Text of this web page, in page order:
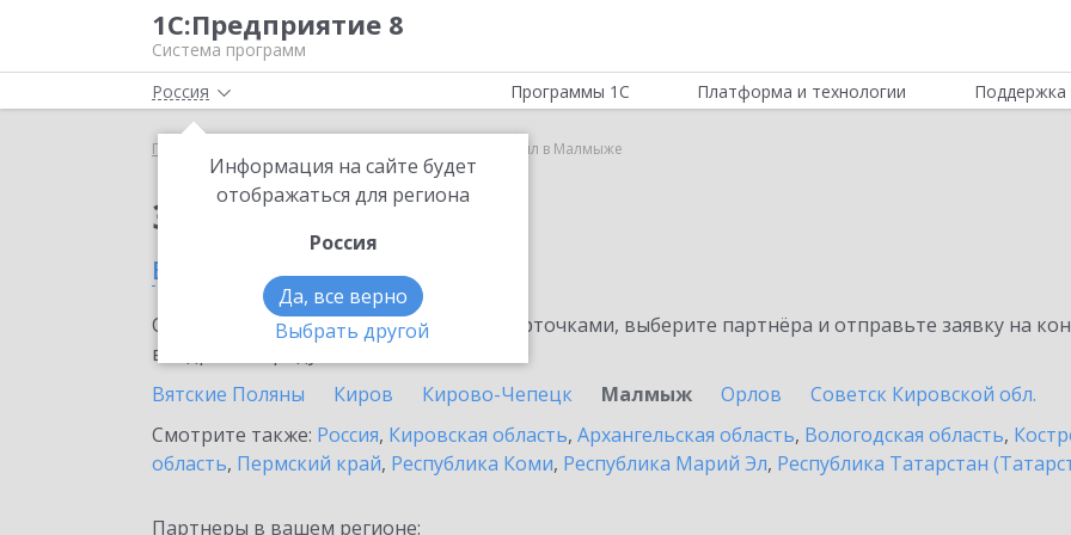
1С:Предприятие 8
Система программ
Россия
Информация на сайте будет
отображаться для региона
Россия
Да, все верно
Выбрать другой
Программы 1С Платформа и технологии Поддержка
Главная ИТС Ритейл в Малмыже
Заказать ИТС Ритейл
в Малмыже
Ознакомьтесь с информационными карточками, выберите партнёра и отправьте заявку на
внедрение продукта.
Вятские Поляны
Киров Кирово-Чепецк Малмыж Орлов
Советск Кировской обл.
Смотрите также: Россия, Кировская область, Архангельская область, Вологодская область,
область, Пермский край, Республика Коми, Республика Марий Эл, Республика Татарстан
Партнеры в вашем регионе: